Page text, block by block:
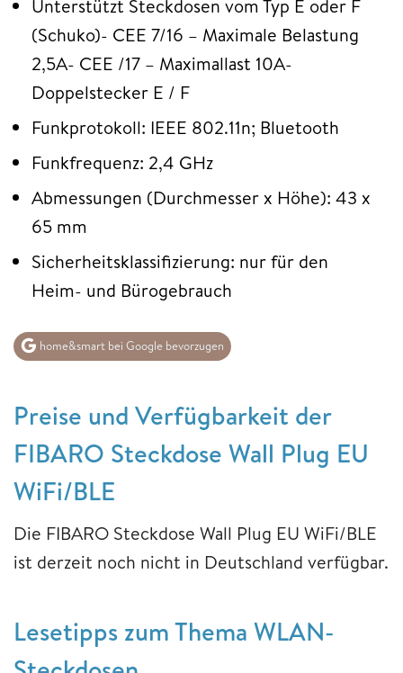
Unterstützt Steckdosen vom Typ E oder F
(Schuko)- CEE 7/16 – Maximale Belastung
2,5A- CEE /17 – Maximallast 10A-
Doppelstecker E / F
Funkprotokoll: IEEE 802.11n; Bluetooth
Funkfrequenz: 2,4 GHz
Abmessungen (Durchmesser x Höhe): 43 x
65 mm
Sicherheitsklassifizierung: nur für den
Heim- und Bürogebrauch
home&smart bei Google bevorzugen
Preise und Verfügbarkeit der
FIBARO Steckdose Wall Plug EU
WiFi/BLE
Die FIBARO Steckdose Wall Plug EU WiFi/BLE
ist derzeit noch nicht in Deutschland verfügbar.
Lesetipps zum Thema WLAN-